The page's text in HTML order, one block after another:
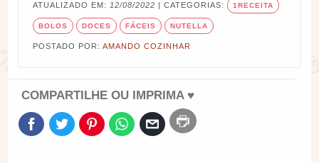
ATUALIZADO EM: 12/08/2022 | CATEGORIAS: 1RECEITA
BOLOS DOCES FÁCEIS NUTELLA
POSTADO POR:AMANDO COZINHAR
COMPARTILHE OU IMPRIMA ♥